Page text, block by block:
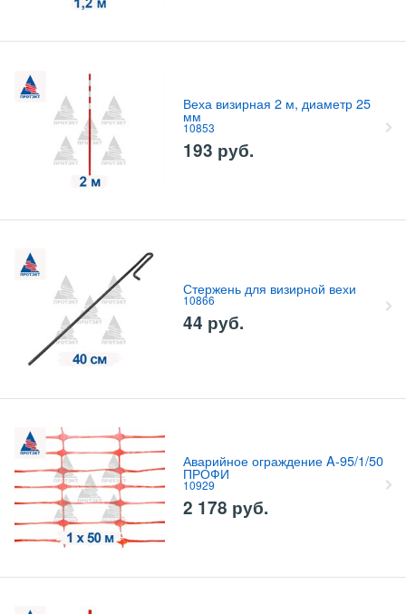
Веха визирная 2 м, диаметр 25
мм
10853
193 руб.
Стержень для визирной вехи
10866
44 руб.
Аварийное ограждение A-95/1/50
ПРОФИ
10929
2 178 руб.